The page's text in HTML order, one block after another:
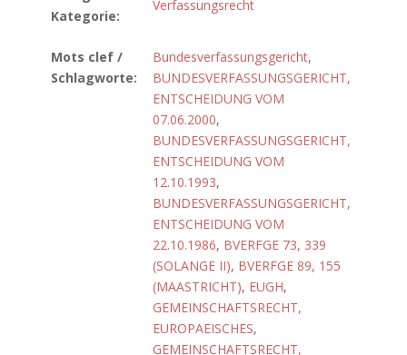
Kategorie:
Verfassungsrecht
Mots clef /
Schlagworte:
Bundesverfassungsgericht,
BUNDESVERFASSUNGSGERICHT,
ENTSCHEIDUNG VOM
07.06.2000,
BUNDESVERFASSUNGSGERICHT,
ENTSCHEIDUNG VOM
12.10.1993,
BUNDESVERFASSUNGSGERICHT,
ENTSCHEIDUNG VOM
22.10.1986, BVERFGE 73, 339
(SOLANGE II), BVERFGE 89, 155
(MAASTRICHT), EUGH,
GEMEINSCHAFTSRECHT,
EUROPAEISCHES,
GEMEINSCHAFTSRECHT,